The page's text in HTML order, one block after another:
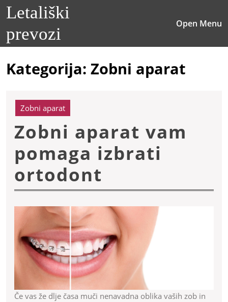
SkipLetališki
prevozi
Open Menu
Kategorija: Zobni aparat
Zobni aparat
Zobni aparat vam
pomaga izbrati
ortodont
aparat
vam
pomaga
izbrati
ortodont
Če vas že dlje časa muči nenavadna oblika vaših zob in